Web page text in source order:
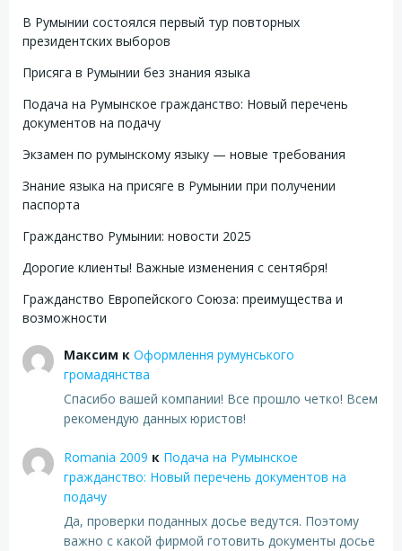
В Румынии состоялся первый тур повторных
президентских выборов
Присяга в Румынии без знания языка
Подача на Румынское гражданство: Новый перечень
документов на подачу
Экзамен по румынскому языку — новые требования
Знание языка на присяге в Румынии при получении
паспорта
Гражданство Румынии: новости 2025
Дорогие клиенты! Важные изменения с сентября!
Гражданство Европейского Союза: преимущества и
возможности
Максим к Оформлення румунського
громадянства
Спасибо вашей компании! Все прошло четко! Всем
рекомендую данных юристов!
Romania 2009 к Подача на Румынское
гражданство: Новый перечень документов на
подачу
Да, проверки поданных досье ведутся. Поэтому
важно с какой фирмой готовить документы досье